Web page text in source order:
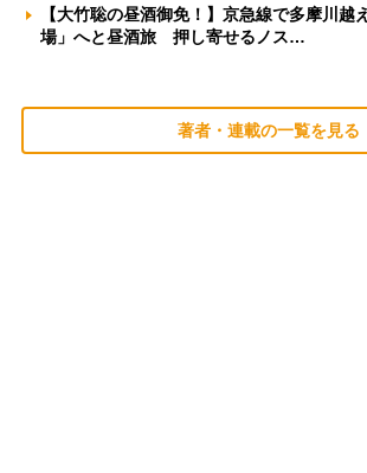
【大竹聡の昼酒御免！】京急線で多摩川越
場」へと昼酒旅 押し寄せるノス…
著者・連載の一覧を見る